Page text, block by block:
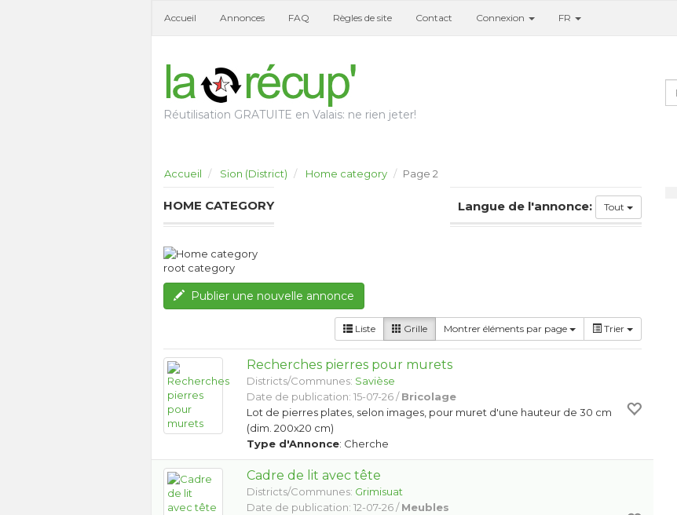
Accueil Annonces FAQ Règles de site Contact Connexion FR
Réutilisation GRATUITE en Valais: ne rien jeter!
Accueil Sion (District) Home category Page 2
HOME CATEGORY Langue de l'annonce: Tout
root category
Publier une nouvelle annonce
Liste Grille Montrer éléments par page Trier
Recherches pierres pour murets
Districts/Communes: Savièse
Date de publication: 15-07-26 /Bricolage
Lot de pierres plates, selon images, pour muret d'une hauteur de 30 cm
(dim. 200x20 cm)
Type d'Annonce: Cherche
Cadre de lit avec tête
Districts/Communes: Grimisuat
Date de publication: 12-07-26 /Meubles